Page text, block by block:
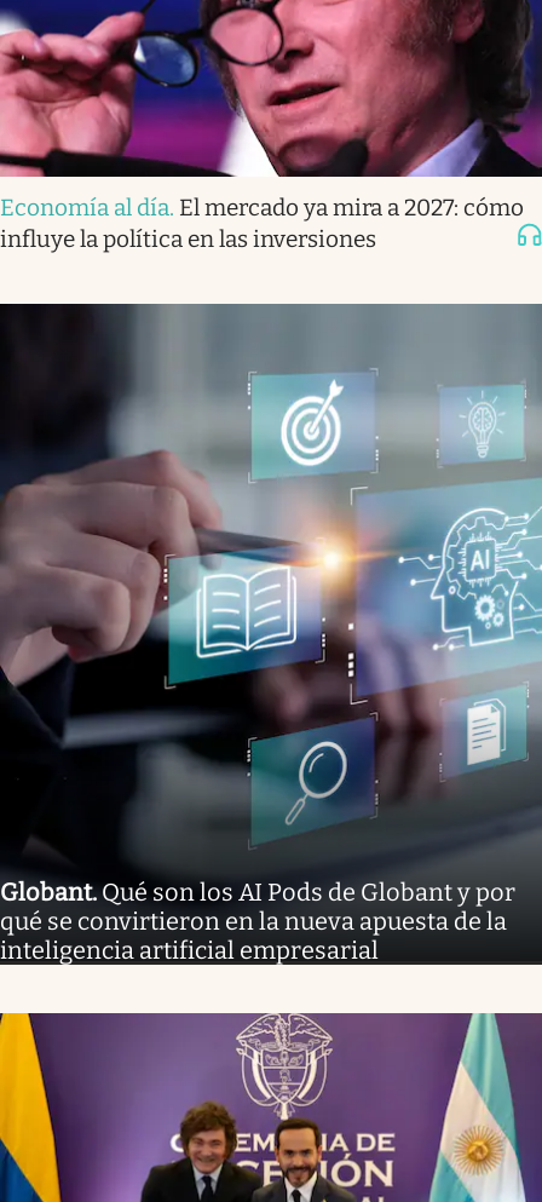
Economía al día. El mercado ya mira a 2027: cómo
influye la política en las inversiones
Globant.Qué son los AI Pods de Globant y por
qué se convirtieron en la nueva apuesta de la
inteligencia artificial empresarial